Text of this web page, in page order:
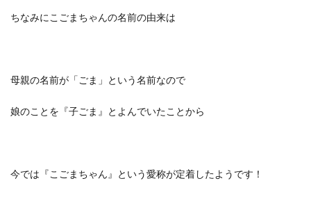
ちなみにこごまちゃんの名前の由来は
母親の名前が「ごま」という名前なので
娘のことを『子ごま』とよんでいたことから
今では『こごまちゃん』という愛称が定着したようです！